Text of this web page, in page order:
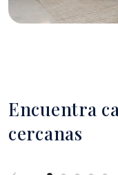
Encuentra
cercanas